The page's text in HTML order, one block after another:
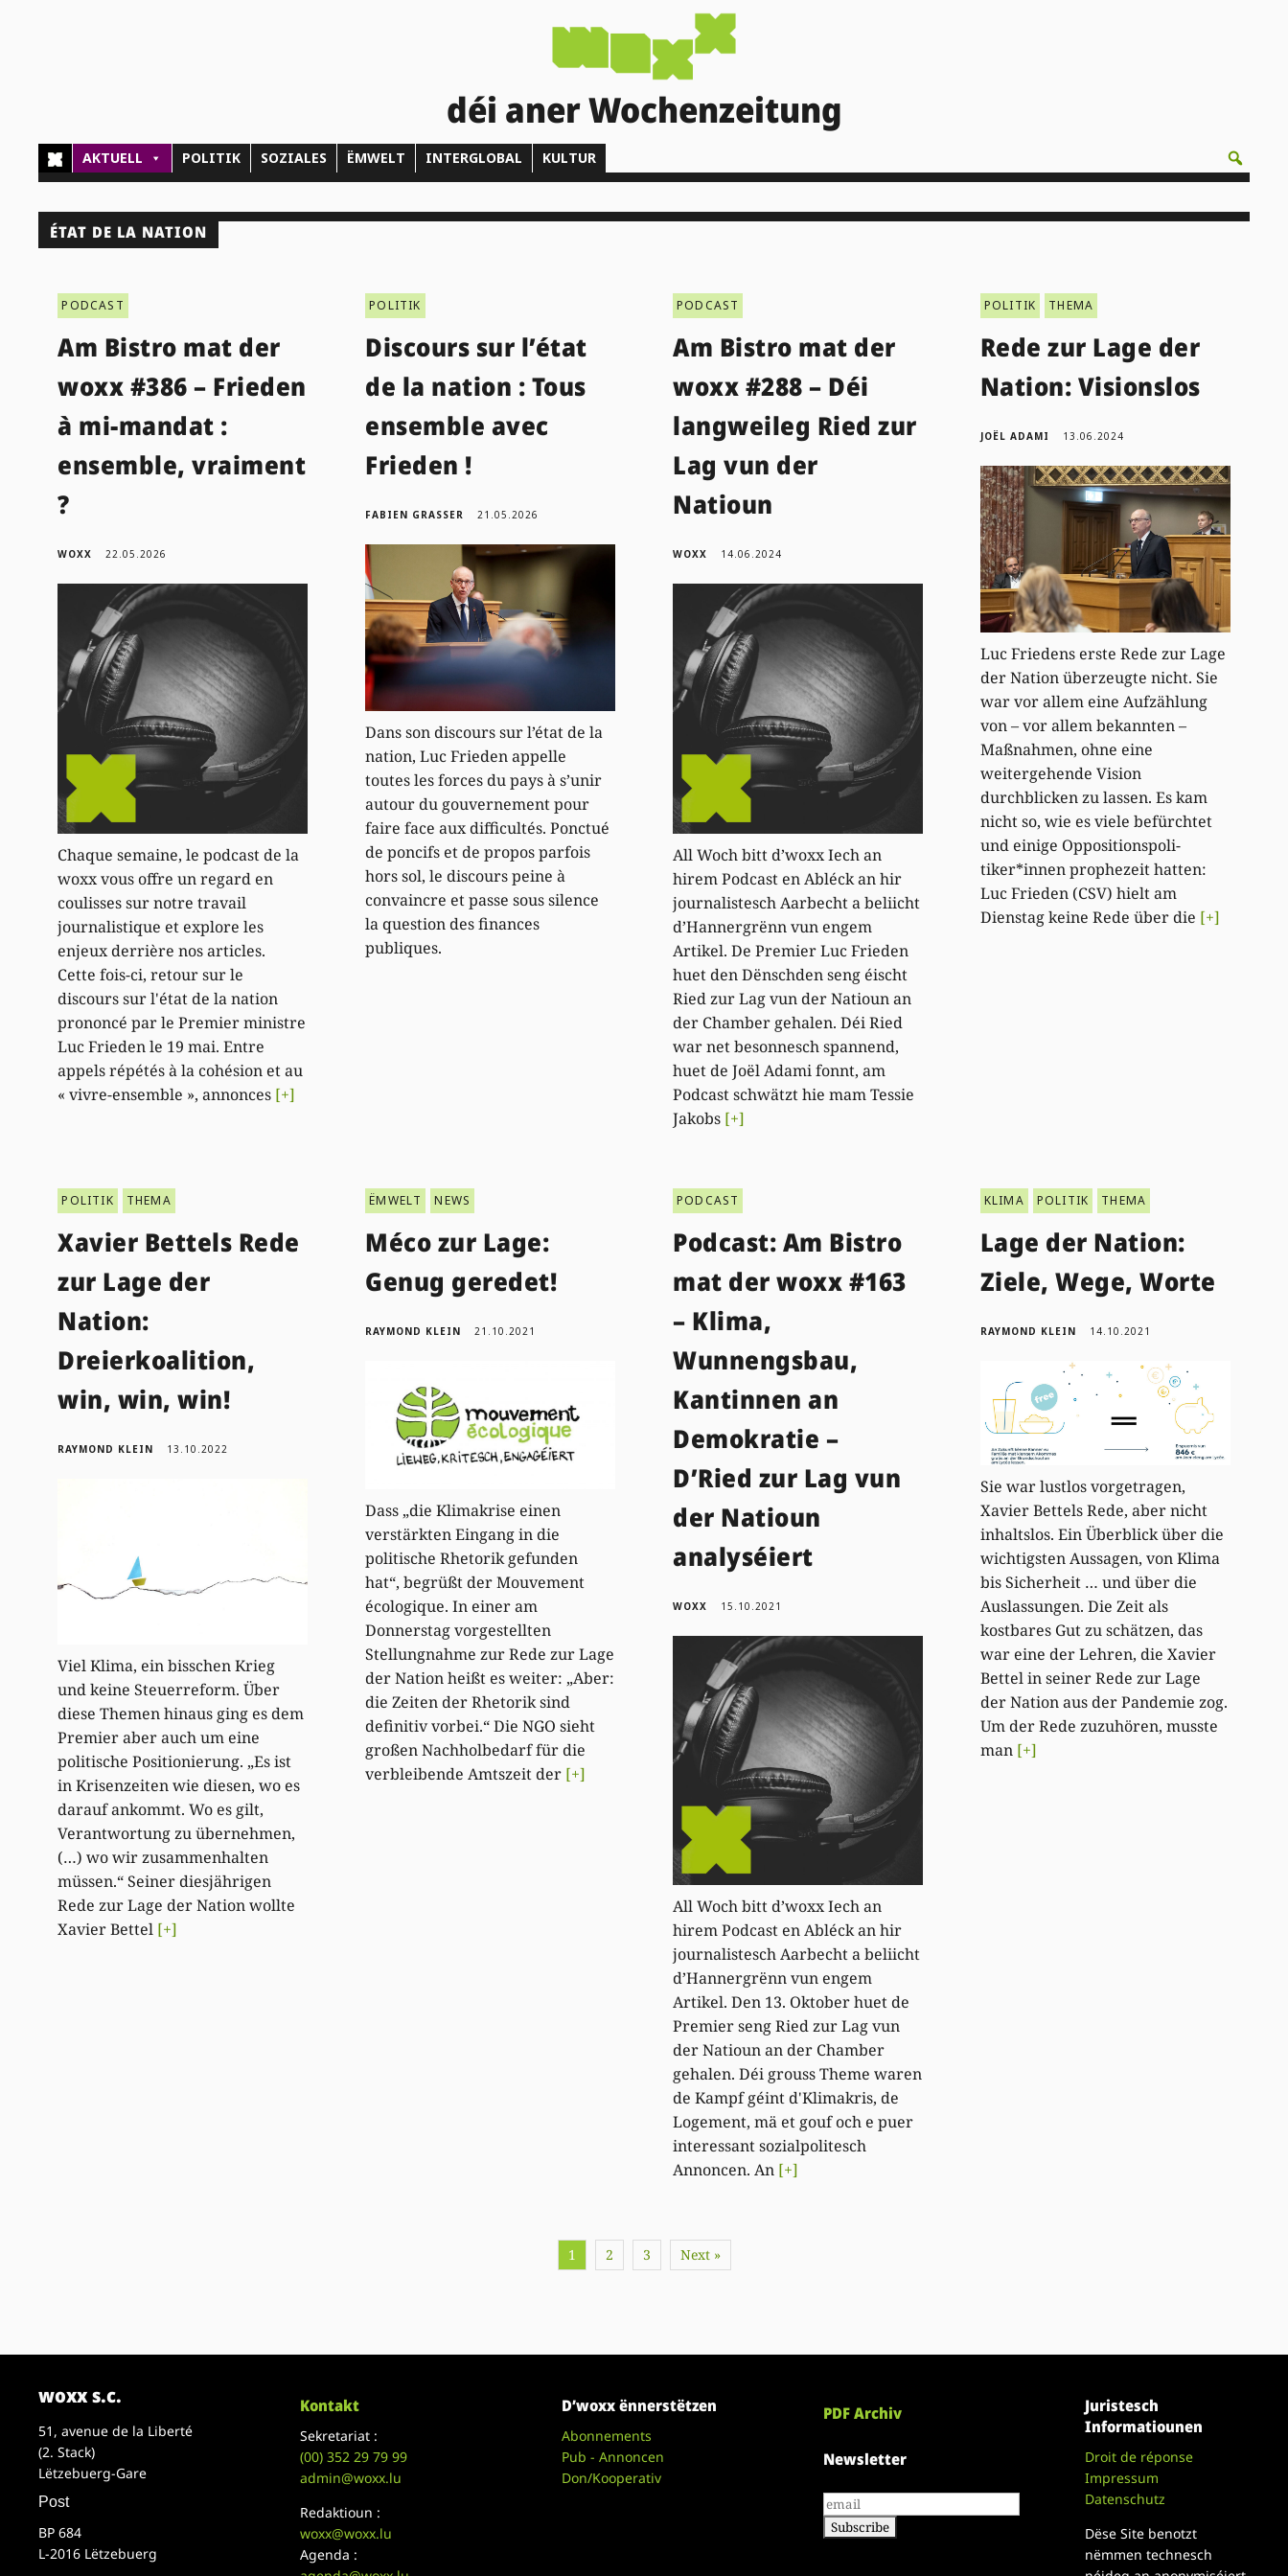
déi aner Wochenzeitung
AKTUELL POLITIK SOZIALES ËMWELT INTERGLOBAL KULTUR
ÉTAT DE LA NATION
PODCAST
Am Bistro mat der
woxx #386 – Frieden
à mi-mandat :
ensemble, vraiment
?
WOXX 22.05.2026
Chaque semaine, le podcast de la
woxx vous offre un regard en
coulisses sur notre travail
journalistique et explore les
enjeux derrière nos articles.
Cette fois-ci, retour sur le
discours sur l'état de la nation
prononcé par le Premier ministre
Luc Frieden le 19 mai. Entre
appels répétés à la cohésion et au
« vivre-ensemble », annonces [+]
POLITIK
Discours sur l’état
de la nation : Tous
ensemble avec
Frieden !
FABIEN GRASSER 21.05.2026
Dans son discours sur l’état de la
nation, Luc Frieden appelle
toutes les forces du pays à s’unir
autour du gouvernement pour
faire face aux difficultés. Ponctué
de poncifs et de propos parfois
hors sol, le discours peine à
convaincre et passe sous silence
la question des finances
publiques.
PODCAST
Am Bistro mat der
woxx #288 – Déi
langweileg Ried zur
Lag vun der
Natioun
WOXX 14.06.2024
All Woch bitt d’woxx Iech an
hirem Podcast en Abléck an hir
journalistesch Aarbecht a beliicht
d’Hannergrënn vun engem
Artikel. De Premier Luc Frieden
huet den Dënschden seng éischt
Ried zur Lag vun der Natioun an
der Chamber gehalen. Déi Ried
war net besonnesch spannend,
huet de Joël Adami fonnt, am
Podcast schwätzt hie mam Tessie
Jakobs [+]
POLITIK THEMA
Rede zur Lage der
Nation: Visionslos
JOËL ADAMI 13.06.2024
Luc Friedens erste Rede zur Lage
der Nation überzeugte nicht. Sie
war vor allem eine Aufzählung
von – vor allem bekannten –
Maßnahmen, ohne eine
weitergehende Vision
durchblicken zu lassen. Es kam
nicht so, wie es viele befürchtet
und einige Oppositionspoli-
tiker*innen prophezeit hatten:
Luc Frieden (CSV) hielt am
Dienstag keine Rede über die [+]
POLITIK THEMA
Xavier Bettels Rede
zur Lage der
Nation:
Dreierkoalition,
win, win, win!
RAYMOND KLEIN 13.10.2022
Viel Klima, ein bisschen Krieg
und keine Steuerreform. Über
diese Themen hinaus ging es dem
Premier aber auch um eine
politische Positionierung. „Es ist
in Krisenzeiten wie diesen, wo es
darauf ankommt. Wo es gilt,
Verantwortung zu übernehmen,
(…) wo wir zusammenhalten
müssen.“ Seiner diesjährigen
Rede zur Lage der Nation wollte
Xavier Bettel [+]
ËMWELT NEWS
Méco zur Lage:
Genug geredet!
RAYMOND KLEIN 21.10.2021
Dass „die Klimakrise einen
verstärkten Eingang in die
politische Rhetorik gefunden
hat“, begrüßt der Mouvement
écologique. In einer am
Donnerstag vorgestellten
Stellungnahme zur Rede zur Lage
der Nation heißt es weiter: „Aber:
die Zeiten der Rhetorik sind
definitiv vorbei.“ Die NGO sieht
großen Nachholbedarf für die
verbleibende Amtszeit der [+]
PODCAST
Podcast: Am Bistro
mat der woxx #163
– Klima,
Wunnengsbau,
Kantinnen an
Demokratie –
D’Ried zur Lag vun
der Natioun
analyséiert
WOXX 15.10.2021
All Woch bitt d’woxx Iech an
hirem Podcast en Abléck an hir
journalistesch Aarbecht a beliicht
d’Hannergrënn vun engem
Artikel. Den 13. Oktober huet de
Premier seng Ried zur Lag vun
der Natioun an der Chamber
gehalen. Déi grouss Theme waren
de Kampf géint d'Klimakris, de
Logement, mä et gouf och e puer
interessant sozialpolitesch
Annoncen. An [+]
KLIMA POLITIK THEMA
Lage der Nation:
Ziele, Wege, Worte
RAYMOND KLEIN 14.10.2021
Sie war lustlos vorgetragen,
Xavier Bettels Rede, aber nicht
inhaltslos. Ein Überblick über die
wichtigsten Aussagen, von Klima
bis Sicherheit … und über die
Auslassungen. Die Zeit als
kostbares Gut zu schätzen, das
war eine der Lehren, die Xavier
Bettel in seiner Rede zur Lage
der Nation aus der Pandemie zog.
Um der Rede zuzuhören, musste
man [+]
1 2 3 Next »
woxx s.c.
51, avenue de la Liberté
(2. Stack)
Lëtzebuerg-Gare
Post
BP 684
L-2016 Lëtzebuerg
Kontakt
Sekretariat :
(00)352 29 79 99
admin@woxx.lu
Redaktioun :
woxx@woxx.lu
Agenda :
D’woxx ënnerstëtzen
Abonnements
Pub - Annoncen
Don/Kooperativ
PDF Archiv
Newsletter
Juristesch
Informatiounen
Droit de réponse
Impressum
Datenschutz
Dëse Site benotzt
nëmmen technesch